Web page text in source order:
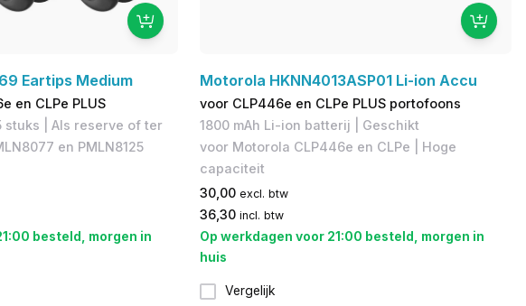
Eartips Medium
en CLPe PLUS
stuks | Als reserve of ter
en PMLN8125
besteld, morgen in
Motorola HKNN4013ASP01 Li-ion Accu
voor CLP446e en CLPe PLUS portofoons
1800 mAh Li-ion batterij | Geschikt
voor Motorola CLP446e en CLPe | Hoge
capaciteit
30,00 excl. btw
36,30 incl. btw
Op werkdagen voor 21:00 besteld, morgen in
huis
Vergelijk